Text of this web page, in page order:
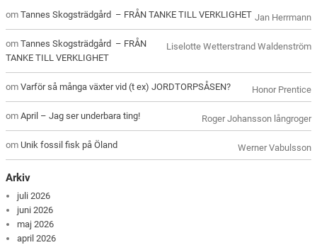
Jan Herrmann
omTannes Skogsträdgård – FRÅN TANKE TILL VERKLIGHET
Liselotte Wetterstrand Waldenström
omTannes Skogsträdgård – FRÅN
TANKE TILL VERKLIGHET
Honor Prentice
omVarför så många växter vid (t ex) JORDTORPSÅSEN?
Roger Johansson långroger
omApril – Jag ser underbara ting!
Werner Vabulsson
om Unik fossil fisk på Öland
Arkiv
juli 2026
juni 2026
maj 2026
april 2026